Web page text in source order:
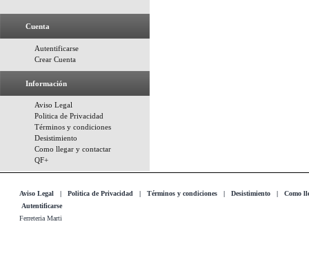
Cuenta
Autentificarse
Crear Cuenta
Información
Aviso Legal
Politica de Privacidad
Términos y condiciones
Desistimiento
Como llegar y contactar
QF+
Aviso Legal | Politica de Privacidad | Términos y condiciones | Desistimiento | Como
Autentificarse
Ferreteria Marti